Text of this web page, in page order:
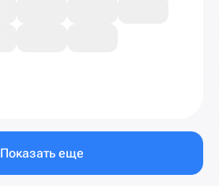
Показать еще